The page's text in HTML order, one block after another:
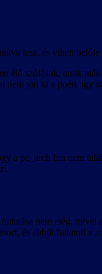
ezért
lesz, és viheti belőle
élő szólások, amik
jön ki a poén, így
a pc_arch bin nem
nem elég,
és abból futtatod